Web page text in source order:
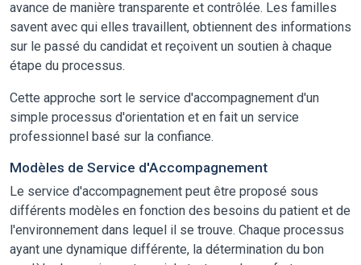
avance de manière transparente et contrôlée. Les familles
savent avec qui elles travaillent, obtiennent des informations
sur le passé du candidat et reçoivent un soutien à chaque
étape du processus.
Cette approche sort le service d'accompagnement d'un
simple processus d'orientation et en fait un service
professionnel basé sur la confiance.
Modèles de Service d'Accompagnement
Le service d'accompagnement peut être proposé sous
différents modèles en fonction des besoins du patient et de
l'environnement dans lequel il se trouve. Chaque processus
ayant une dynamique différente, la détermination du bon